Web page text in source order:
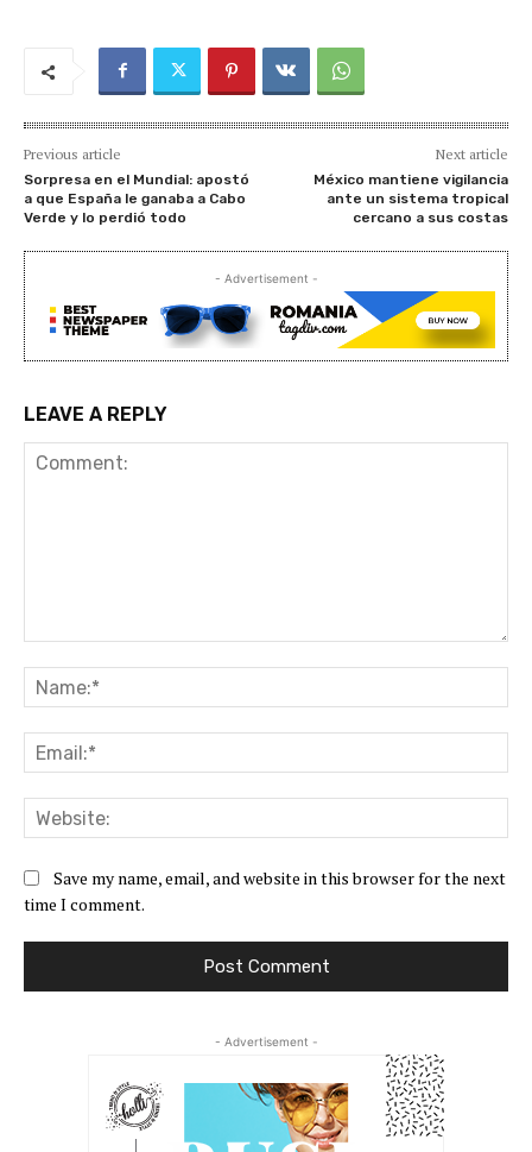
Previous article
Sorpresa en el Mundial: apostó
a que España le ganaba a Cabo
Verde y lo perdió todo
Next article
México mantiene vigilancia
ante un sistema tropical
cercano a sus costas
- Advertisement -
LEAVE A REPLY
Save my name, email, and website in this browser for the next
time I comment.
- Advertisement -